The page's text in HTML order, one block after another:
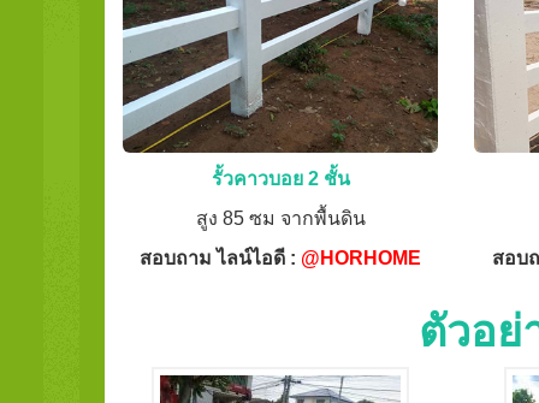
รั้วคาวบอย 2 ชั้น
สูง 85 ซม จากพื้นดิน
สอบถาม ไลน์ไอดี : @HORHOME สอบ
ตัวอย่